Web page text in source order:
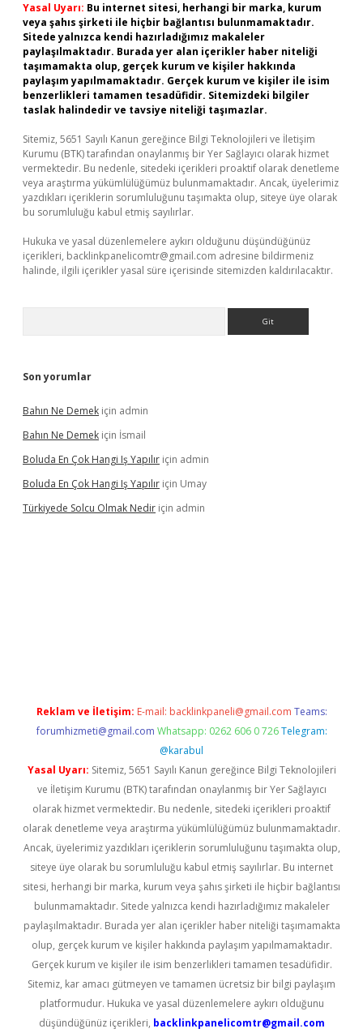
Yasal Uyarı: Bu internet sitesi, herhangi bir marka, kurum
veya şahıs şirketi ile hiçbir bağlantısı bulunmamaktadır.
Sitede yalnızca kendi hazırladığımız makaleler
paylaşılmaktadır. Burada yer alan içerikler haber niteliği
taşımamakta olup, gerçek kurum ve kişiler hakkında
paylaşım yapılmamaktadır. Gerçek kurum ve kişiler ile isim
benzerlikleri tamamen tesadüfidir. Sitemizdeki bilgiler
taslak halindedir ve tavsiye niteliği taşımazlar.
Sitemiz, 5651 Sayılı Kanun gereğince Bilgi Teknolojileri ve İletişim
Kurumu (BTK) tarafından onaylanmış bir Yer Sağlayıcı olarak hizmet
vermektedir. Bu nedenle, sitedeki içerikleri proaktif olarak denetleme
veya araştırma yükümlülüğümüz bulunmamaktadır. Ancak, üyelerimiz
yazdıkları içeriklerin sorumluluğunu taşımakta olup, siteye üye olarak
bu sorumluluğu kabul etmiş sayılırlar.
Hukuka ve yasal düzenlemelere aykırı olduğunu düşündüğünüz
içerikleri, backlinkpanelicomtr@gmail.com adresine bildirmeniz
halinde, ilgili içerikler yasal süre içerisinde sitemizden kaldırılacaktır.
Son yorumlar
Bahın Ne Demek için admin
Bahın Ne Demek için İsmail
Boluda En Çok Hangi Iş Yapılır için admin
Boluda En Çok Hangi Iş Yapılır için Umay
Türkiyede Solcu Olmak Nedir için admin
Reklam ve İletişim: E-mail: backlinkpaneli@gmail.com Teams:
forumhizmeti@gmail.com Whatsapp: 0262 606 0 726 Telegram:
@karabul
Yasal Uyarı: Sitemiz, 5651 Sayılı Kanun gereğince Bilgi Teknolojileri
ve İletişim Kurumu (BTK) tarafından onaylanmış bir Yer Sağlayıcı
olarak hizmet vermektedir. Bu nedenle, sitedeki içerikleri proaktif
olarak denetleme veya araştırma yükümlülüğümüz bulunmamaktadır.
Ancak, üyelerimiz yazdıkları içeriklerin sorumluluğunu taşımakta olup,
siteye üye olarak bu sorumluluğu kabul etmiş sayılırlar. Bu internet
sitesi, herhangi bir marka, kurum veya şahıs şirketi ile hiçbir bağlantısı
bulunmamaktadır. Sitede yalnızca kendi hazırladığımız makaleler
paylaşılmaktadır. Burada yer alan içerikler haber niteliği taşımamakta
olup, gerçek kurum ve kişiler hakkında paylaşım yapılmamaktadır.
Gerçek kurum ve kişiler ile isim benzerlikleri tamamen tesadüfidir.
Sitemiz, kar amacı gütmeyen ve tamamen ücretsiz bir bilgi paylaşım
platformudur. Hukuka ve yasal düzenlemelere aykırı olduğunu
düşündüğünüz içerikleri, backlinkpanelicomtr@gmail.com